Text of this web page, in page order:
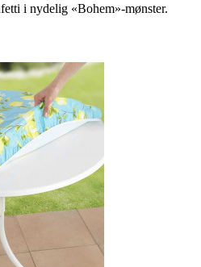
i nydelig «Bohem»-mønster.